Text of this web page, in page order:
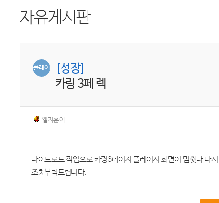
자유게시판
플레이
[성장]
카링 3페 렉
엘지훈이
나이트로드 직업으로 카링3페이지 플레이시 화면이 멈췃다 다
조치부탁드립니다.